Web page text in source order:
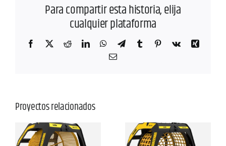
Para compartir esta historia, elija
cualquier plataforma
Facebook
X RedditLinkedInWhatsApp
TelegramTumblr Pinterest
Vk
Xing
Correo
Proyectos relacionados